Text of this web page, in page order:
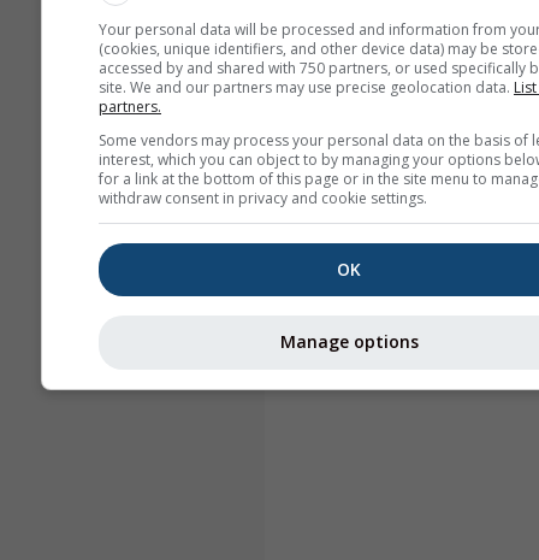
Your personal data will be processed and information from
(cookies, unique identifiers, and other device data) may be
accessed by and shared with 750 partners, or used specifically
site. We and our partners may use precise geolocation data.
partners.
Some vendors may process your personal data on the basis of
interest, which you can object to by managing your options
for a link at the bottom of this page or in the site menu to
withdraw consent in privacy and cookie settings.
OK
Manage options